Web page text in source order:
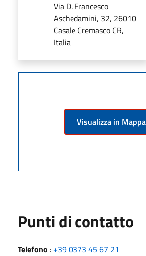
Via D. Francesco
Aschedamini, 32, 26010
Casale Cremasco CR,
Italia
Visualizza in Mappa
Punti di contatto
Telefono : +39 0373 45 67 21